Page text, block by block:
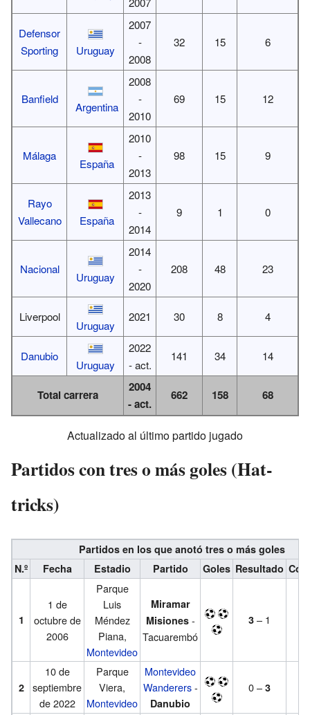
Defensor
Sporting
Uruguay
2007
-
2008
32 15 6
Banfield
Argentina
2008
-
2010
69 15 12
Málaga
España
2010
-
2013
98 15 9
Rayo
Vallecano
España
2013
-
2014
9 1 0
Nacional
Uruguay
2014
-
2020
208 48 23
Liverpool
Uruguay
2021 30 8 4
Danubio
Uruguay
2022
- act.
141 34 14
Total carrera
2004
- act.
662 158 68
Actualizado al último partido jugado
Partidos con tres o más goles (Hat-
tricks)
Partidos en los que anotó tres o más goles
N.º
Fecha Estadio Partido Goles Resultado
1
1 de
octubre de
2006
Parque
Luis
Méndez
Piana,
Montevideo
Miramar
Misiones-
Tacuarembó
3 – 1
2
10 de
septiembre
de 2022
Parque
Viera,
Montevideo
Montevideo
Wanderers-
Danubio
0 – 3